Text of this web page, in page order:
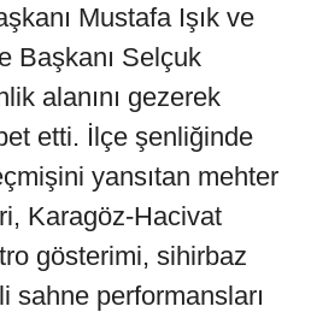
Mustafa Işık ve
Başkanı Selçuk
alanını gezerek
etti. İlçe şenliğinde
yansıtan mehter
Karagöz-Hacivat
gösterimi, sihirbaz
sahne performansları